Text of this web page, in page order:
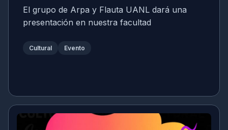
El grupo de Arpa y Flauta UANL dará una
presentación en nuestra facultad
Cultural Evento